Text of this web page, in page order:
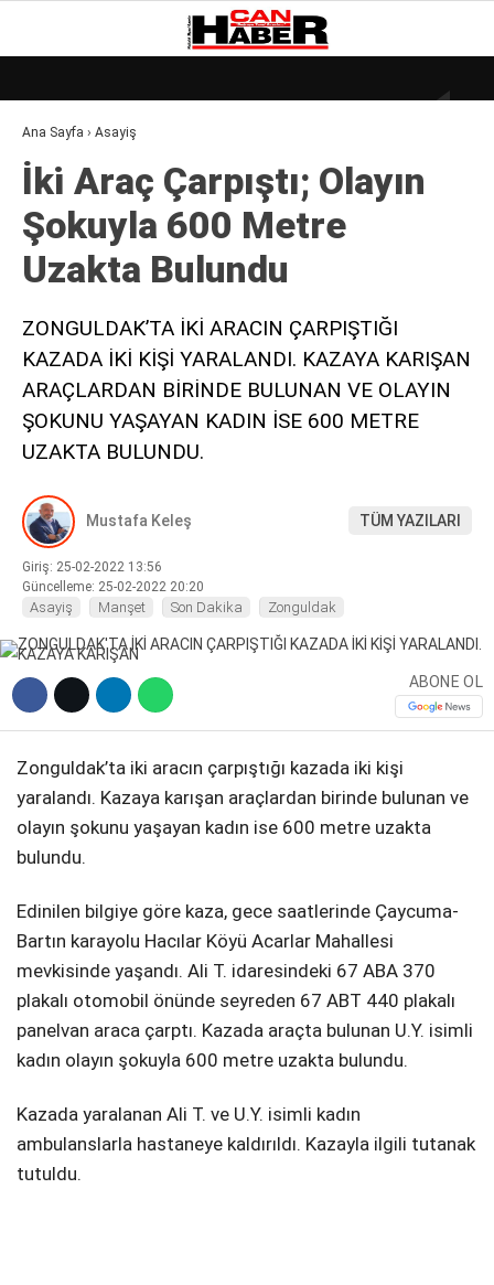
Facebook
Youtube
26.9°
GALERİ
DÜNYA
EKONOMI
GÜNDEM
MAGAZIN
SAĞLIK
POLITIKA
DIĞER
Ana Sayfa › Asayiş
İki̇ Araç Çarpıştı; Olayın
Şokuyla 600 Metre
Uzakta Bulundu
ZONGULDAK’TA İKİ ARACIN ÇARPIŞTIĞI
KAZADA İKİ KİŞİ YARALANDI. KAZAYA KARIŞAN
ARAÇLARDAN BİRİNDE BULUNAN VE OLAYIN
ŞOKUNU YAŞAYAN KADIN İSE 600 METRE
UZAKTA BULUNDU.
Mustafa Keleş TÜM YAZILARI
Giriş: 25-02-2022 13:56
Güncelleme: 25-02-2022 20:20
Asayiş Manşet Son Dakika Zonguldak
ABONE OL
Zonguldak’ta iki aracın çarpıştığı kazada iki kişi
yaralandı. Kazaya karışan araçlardan birinde bulunan ve
olayın şokunu yaşayan kadın ise 600 metre uzakta
bulundu.
Edinilen bilgiye göre kaza, gece saatlerinde Çaycuma-
Bartın karayolu Hacılar Köyü Acarlar Mahallesi
mevkisinde yaşandı. Ali T. idaresindeki 67 ABA 370
plakalı otomobil önünde seyreden 67 ABT 440 plakalı
panelvan araca çarptı. Kazada araçta bulunan U.Y. isimli
kadın olayın şokuyla 600 metre uzakta bulundu.
Kazada yaralanan Ali T. ve U.Y. isimli kadın
ambulanslarla hastaneye kaldırıldı. Kazayla ilgili tutanak
tutuldu.